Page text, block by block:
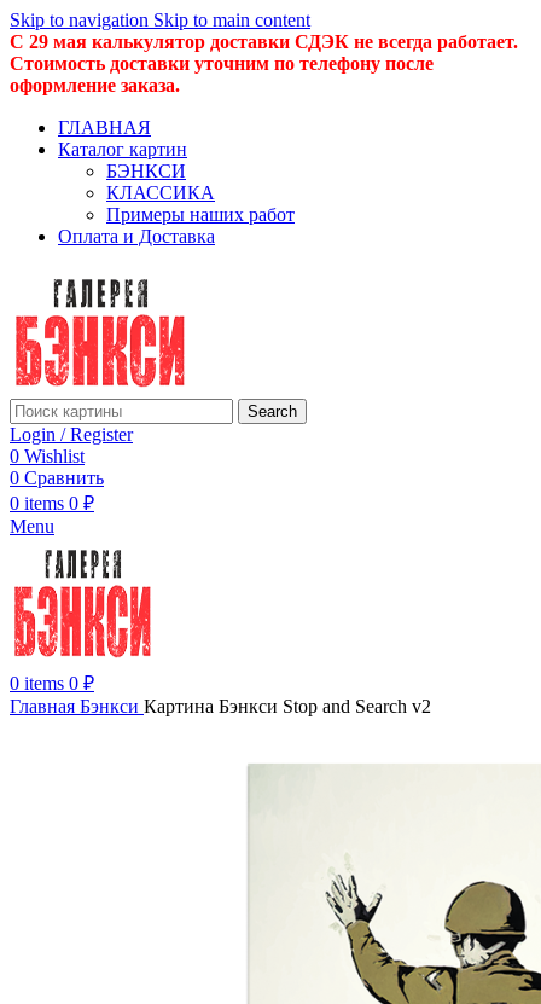
Skip to navigation Skip to main content
С 29 мая калькулятор доставки СДЭК не всегда работает.
Стоимость доставки уточним по телефону после
оформление заказа.
ГЛАВНАЯ
Каталог картин
БЭНКСИ
КЛАССИКА
Примеры наших работ
Оплата и Доставка
Search
Login / Register
0 Wishlist
0 Сравнить
0 items 0 ₽
Menu
0 items 0 ₽
Главная Бэнкси Картина Бэнкси Stop and Search v2